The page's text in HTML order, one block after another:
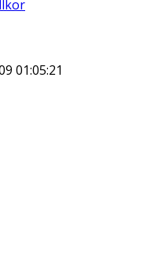
01:05:21